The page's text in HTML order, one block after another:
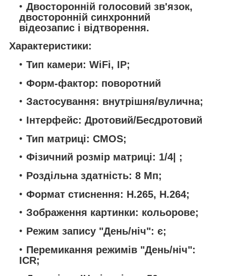
Двосторонній голосовий зв'язок,
двосторонній синхронний
відеозапис і відтворення.
Характеристики:
Тип камери: WiFi, IP;
Форм-фактор: поворотний
Застосування: внутрішня/вулична;
Інтерфейс: Дротовий/Бесдротовий
Тип матриці: CMOS;
Фізичний розмір матриці: 1/4| ;
Роздільна здатність: 8 Мп;
Формат стиснення: H.265, H.264;
Зображення картинки: кольорове;
Режим запису "День/ніч": є;
Перемикання режимів "День/ніч":
ICR;